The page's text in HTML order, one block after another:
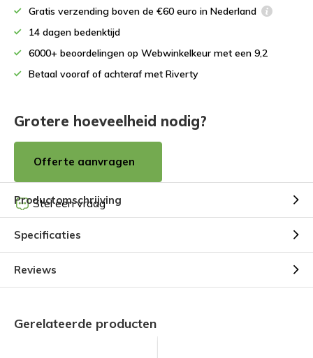
Gratis verzending boven de €60 euro in Nederland
14 dagen bedenktijd
6000+ beoordelingen op Webwinkelkeur met een 9,2
Betaal vooraf of achteraf met Riverty
Grotere hoeveelheid nodig?
Offerte aanvragen
Stel een vraag
Productomschrijving
Specificaties
Reviews
Gerelateerde producten